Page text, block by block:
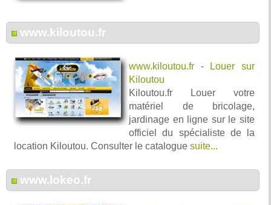
www.kiloutou.fr
www.kiloutou.fr -
Louer sur
Kiloutou
Kiloutou.fr Louer votre
matériel de bricolage,
jardinage en ligne sur le site
officiel du spécialiste de la
location Kiloutou. Consulter le catalogue suite...
www.lokeo.fr